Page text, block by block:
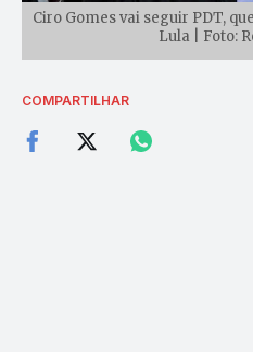
Ciro Gomes vai seguir PDT,
Lula | Foto:
COMPARTILHAR